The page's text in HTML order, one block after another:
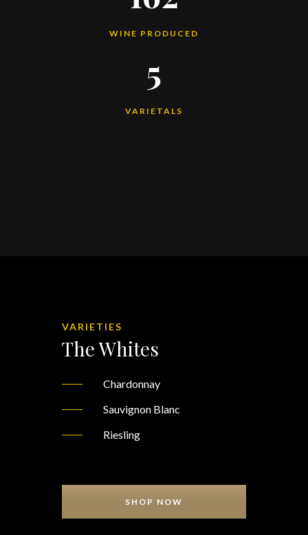
WINE PRODUCED
5
VARIETALS
VARIETIES
The Whites
Chardonnay
Sauvignon Blanc
Riesling
SHOP NOW